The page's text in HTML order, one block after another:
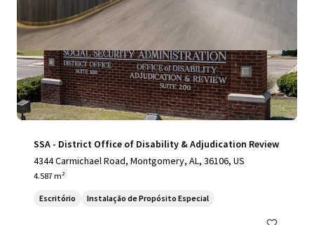
SSA - District Office of Disability & Adjudication Review
4344 Carmichael Road, Montgomery, AL, 36106, US
4.587 m²
Escritório Instalação de Propósito Especial